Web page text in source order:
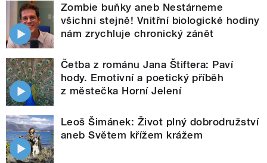
Zombie buňky aneb Nestárneme
všichni stejně! Vnitřní biologické hodiny
nám zrychluje chronický zánět
Četba z románu Jana Štiftera: Paví
hody. Emotivní a poetický příběh
z městečka Horní Jelení
Leoš Šimánek: Život plný dobrodružství
aneb Světem křížem krážem